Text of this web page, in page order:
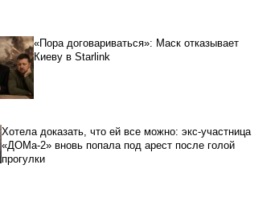
«Пора договариваться»: Маск отказывает
Киеву в Starlink
Хотела доказать, что ей все можно: экс-участница
«ДОМа-2» вновь попала под арест после голой
прогулки